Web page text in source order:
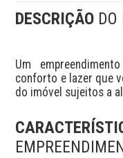
DESCRIÇÃO DO
Um
conforto e lazer que
do imóvel sujeitos a